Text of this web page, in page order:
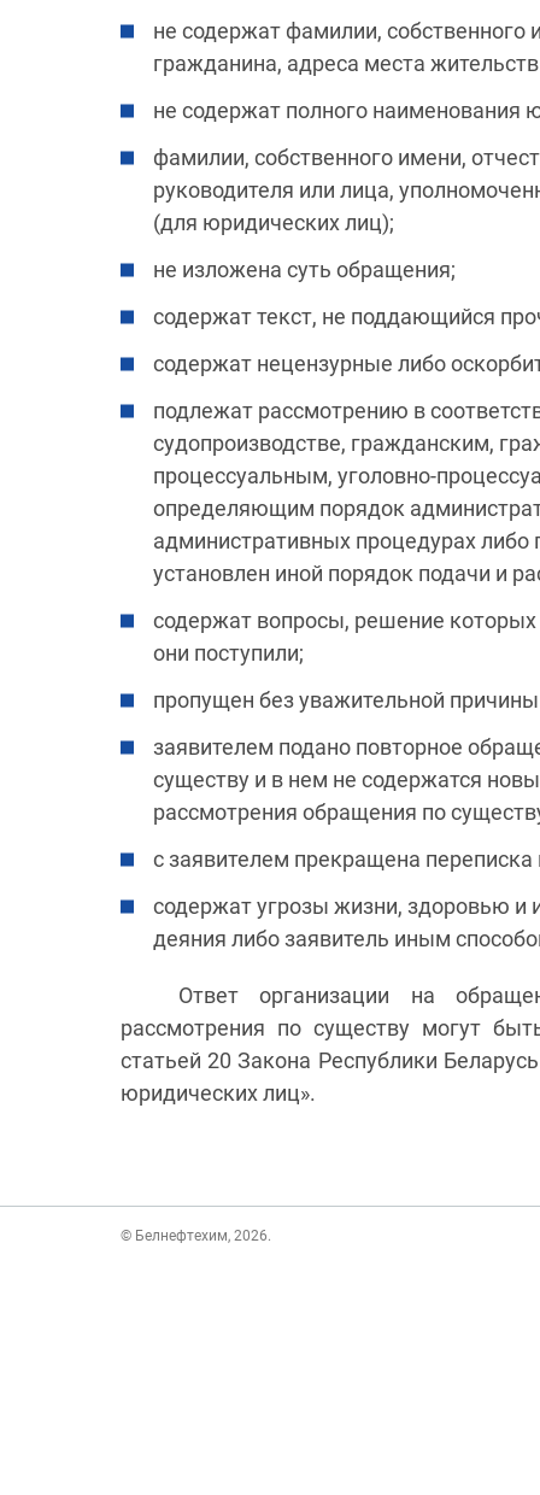
не содержат фамилии, собственного
гражданина, адреса места
не содержат полного наименования
фамилии, собственного имени,
руководителя или лица,
(для юридических лиц);
не изложена суть обращения;
содержат текст, не поддающийся
содержат нецензурные либо
подлежат рассмотрению в
судопроизводстве, гражданским,
процессуальным, уголовно-
определяющим порядок
административных процедурах
установлен иной порядок подачи и
содержат вопросы, решение которых
они поступили;
пропущен без уважительной
заявителем подано повторное
существу и в нем не содержатся
рассмотрения обращения по
с заявителем прекращена
содержат угрозы жизни, здоровью и
деяния либо заявитель иным
Ответ организации на
рассмотрения по существу могут
статьей 20 Закона Республики
юридических лиц».
© Белнефтехим, 2026.